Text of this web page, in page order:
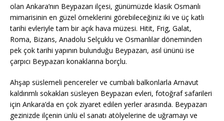
olan Ankara’nın Beypazarı ilçesi, günümüzde klasik Osmanlı
mimarisinin en güzel örneklerini görebileceğiniz iki ve üç katlı
tarihi evleriyle tam bir açık hava müzesi. Hitit, Frig, Galat,
Roma, Bizans, Anadolu Selçuklu ve Osmanlılar döneminden
pek çok tarihi yapının bulunduğu Beypazarı, asıl ününü ise
çarpıcı Beypazarı konaklarına borçlu.
Ahşap süslemeli pencereler ve cumbalı balkonlarla Arnavut
kaldırımlı sokakları süsleyen Beypazarı evleri, fotoğraf safarileri
için Ankara’da en çok ziyaret edilen yerler arasında. Beypazarı
gezinizde ilçenin ünlü el sanatı atölyelerine de uğramayı ve